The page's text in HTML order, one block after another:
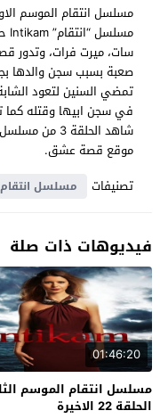
سات، ميرت فرات، وتدور
صعبة بسبب سجن والدها
تمضي السنين لتعود
في سجن ابيها وقتله كما
شاهد الحلقة
موقع قصة عشق.
تصنيفات
مسلسل انتقام
فيديوهات ذات صلة
01:46:20
مسلسل انتقام الموسم
الحلقة 22 الاخيرة